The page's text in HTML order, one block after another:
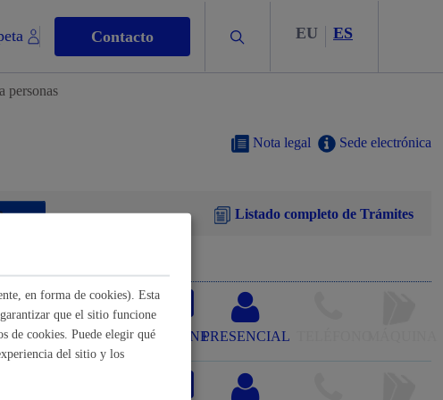
Contacto Buscar EU ES
multas
urbanismo
personas
Sede electrónica
Nota legal
Listado completo de Trámites
* Online con certificado
ONLINEPRESENCIAL
en forma de cookies). Esta
que el sitio funcione
de cookies. Puede elegir qué
del sitio y los